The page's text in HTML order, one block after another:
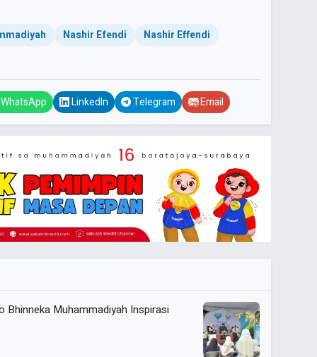
Nashir Efendi Nashir Effendi
WhatsApp LinkedIn Telegram Email
Bhinneka Muhammadiyah Inspirasi